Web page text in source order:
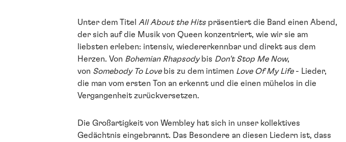
Unter dem Titel All About the Hitspräsentiert die Band einen Abend,
der sich auf die Musik von Queen konzentriert, wie wir sie am
liebsten erleben: intensiv, wiedererkennbar und direkt aus dem
Herzen. Von Bohemian Rhapsodybis Don't Stop Me Now,
von Somebody To Lovebis zu dem intimen Love Of My Life- Lieder,
die man vom ersten Ton an erkennt und die einen mühelos in die
Vergangenheit zurückversetzen.
Die Großartigkeit von Wembley hat sich in unser kollektives
Gedächtnis eingebrannt. Das Besondere an diesen Liedern ist, dass